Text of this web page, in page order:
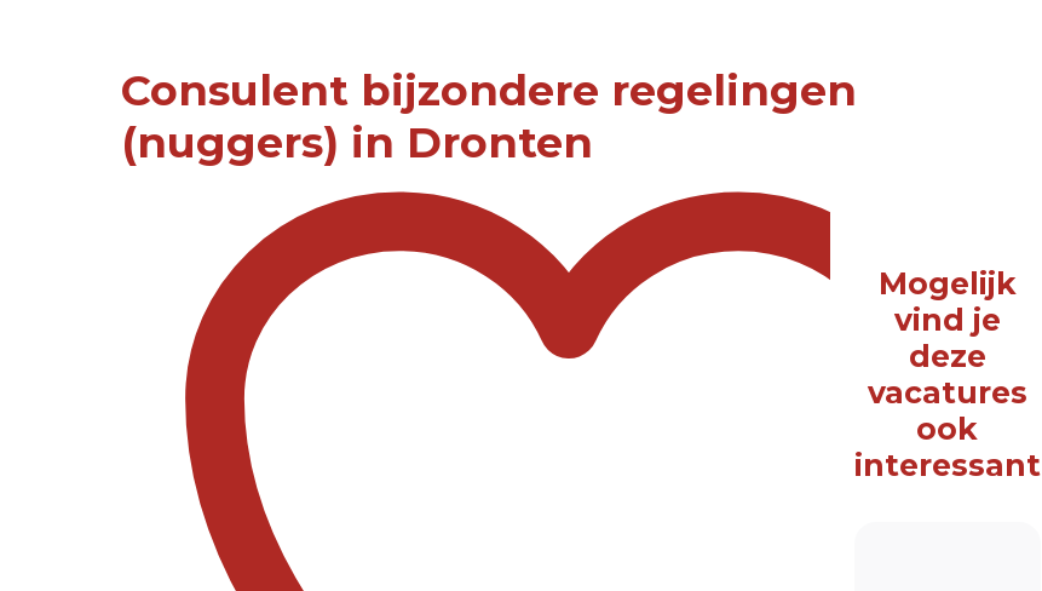
Consulent bijzondere regelingen
(nuggers) in Dronten
Mogelijk
vind je
deze
vacatures
ook
interessant